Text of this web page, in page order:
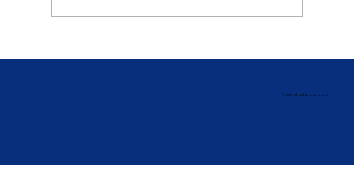
© 2025 ZŠ a MŠ Brno, Křenová 21